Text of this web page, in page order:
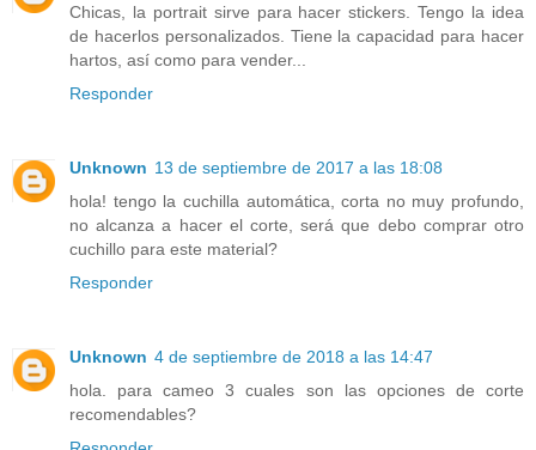
Chicas, la portrait sirve para hacer stickers. Tengo la idea
de hacerlos personalizados. Tiene la capacidad para hacer
hartos, así como para vender...
Responder
Unknown 13 de septiembre de 2017 a las 18:08
hola! tengo la cuchilla automática, corta no muy profundo,
no alcanza a hacer el corte, será que debo comprar otro
cuchillo para este material?
Responder
Unknown 4 de septiembre de 2018 a las 14:47
hola. para cameo 3 cuales son las opciones de corte
recomendables?